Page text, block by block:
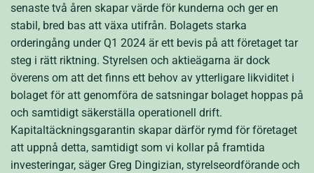
senaste två åren skapar värde för kunderna och ger en
stabil, bred bas att växa utifrån. Bolagets starka
orderingång under Q1 2024 är ett bevis på att företaget tar
steg i rätt riktning. Styrelsen och aktieägarna är dock
överens om att det finns ett behov av ytterligare likviditet i
bolaget för att genomföra de satsningar bolaget hoppas på
och samtidigt säkerställa operationell drift.
Kapitaltäckningsgarantin skapar därför rymd för företaget
att uppnå detta, samtidigt som vi kollar på framtida
investeringar, säger Greg Dingizian, styrelseordförande och